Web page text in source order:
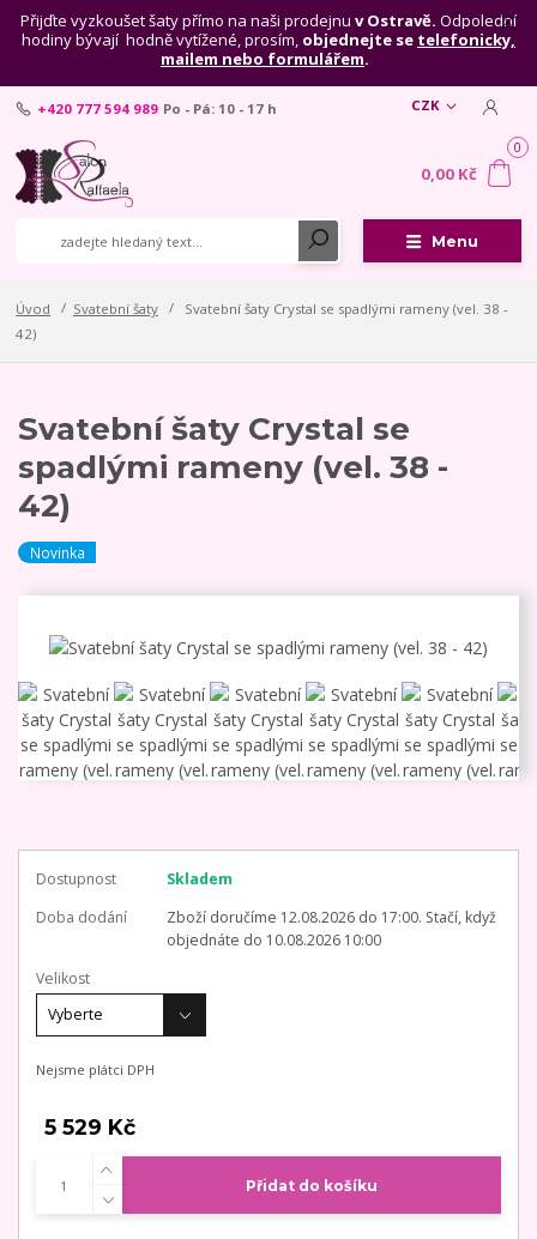
Přijďte vyzkoušet šaty přímo na naši prodejnu v Ostravě. Odpolední
hodiny bývají hodně vytížené, prosím, objednejte se telefonicky,
mailem nebo formulářem.
Menu
CZK
+420 777 594 989 Po - Pá: 10 - 17 h
0
0,00 Kč
Úvod Svatební šaty
Svatební šaty Crystal se spadlými rameny (vel. 38 -
42)
Svatební šaty Crystal se
spadlými rameny (vel. 38 -
42)
Novinka
Dostupnost
Skladem
Doba dodání
Zboží doručíme 12.08.2026 do 17:00. Stačí, když
objednáte do 10.08.2026 10:00
Velikost
Nejsme plátci DPH
5 529 Kč
Přidat do košíku